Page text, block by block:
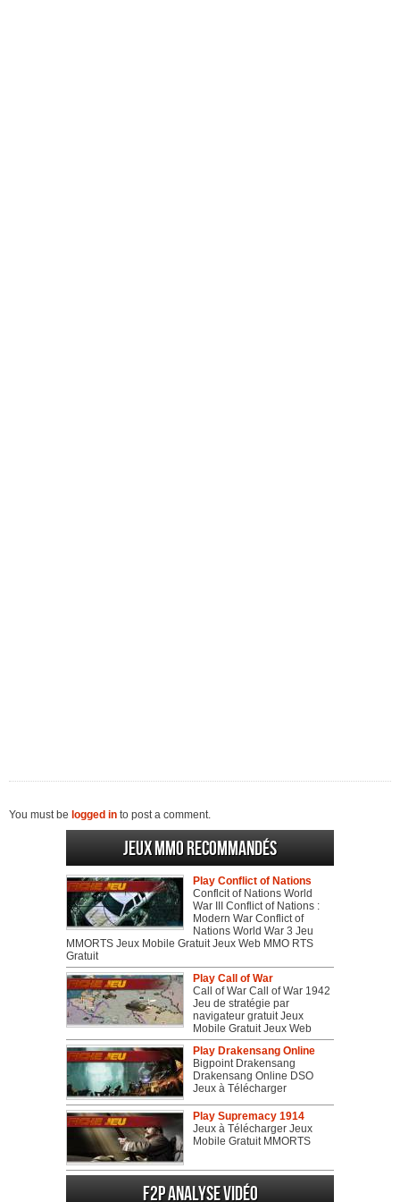
You must be logged in to post a comment.
Jeux MMO recommandés
Play Conflict of Nations
Conflcit of Nations World
War III Conflict of Nations :
Modern War Conflict of
Nations World War 3 Jeu
MMORTS Jeux Mobile Gratuit Jeux Web MMO RTS
Gratuit
Play Call of War
Call of War Call of War 1942
Jeu de stratégie par
navigateur gratuit Jeux
Mobile Gratuit Jeux Web
Play Drakensang Online
Bigpoint Drakensang
Drakensang Online DSO
Jeux à Télécharger
Play Supremacy 1914
Jeux à Télécharger Jeux
Mobile Gratuit MMORTS
F2P Analyse vidéo